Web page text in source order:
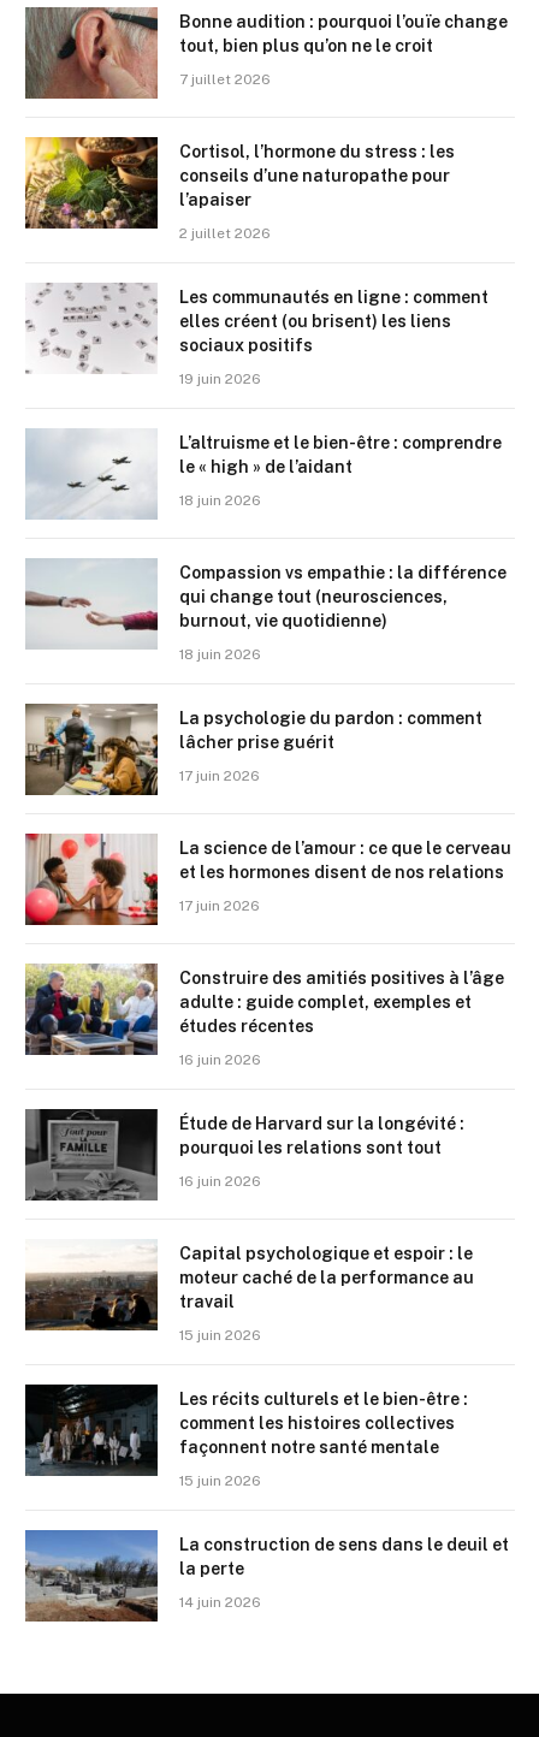
Bonne audition : pourquoi l’ouïe change
tout, bien plus qu’on ne le croit
7 juillet 2026
Cortisol, l’hormone du stress : les
conseils d’une naturopathe pour
l’apaiser
2 juillet 2026
Les communautés en ligne : comment
elles créent (ou brisent) les liens
sociaux positifs
19 juin 2026
L’altruisme et le bien-être : comprendre
le « high » de l’aidant
18 juin 2026
Compassion vs empathie : la différence
qui change tout (neurosciences,
burnout, vie quotidienne)
18 juin 2026
La psychologie du pardon : comment
lâcher prise guérit
17 juin 2026
La science de l’amour : ce que le cerveau
et les hormones disent de nos relations
17 juin 2026
Construire des amitiés positives à l’âge
adulte : guide complet, exemples et
études récentes
16 juin 2026
Étude de Harvard sur la longévité :
pourquoi les relations sont tout
16 juin 2026
Capital psychologique et espoir : le
moteur caché de la performance au
travail
15 juin 2026
Les récits culturels et le bien-être :
comment les histoires collectives
façonnent notre santé mentale
15 juin 2026
La construction de sens dans le deuil et
la perte
14 juin 2026